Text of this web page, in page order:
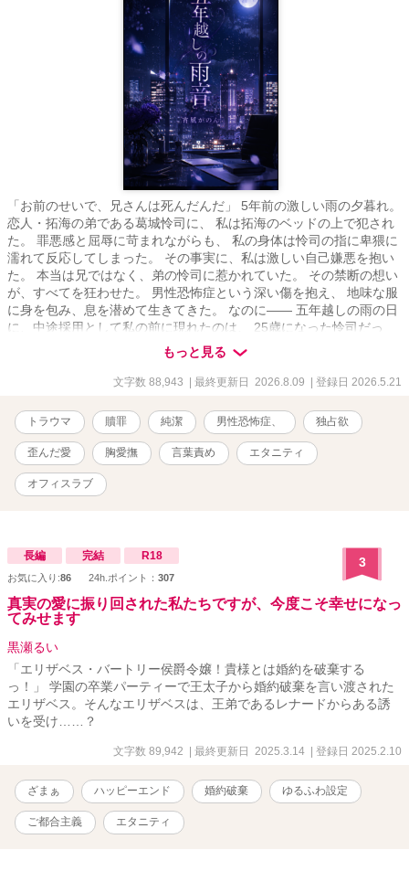
「お前のせいで、兄さんは死んだんだ」 5年前の激しい雨の夕暮れ。
恋人・拓海の弟である葛城怜司に、 私は拓海のベッドの上で犯され
た。 罪悪感と屈辱に苛まれながらも、 私の身体は怜司の指に卑猥に
濡れて反応してしまった。 その事実に、私は激しい自己嫌悪を抱い
た。 本当は兄ではなく、弟の怜司に惹かれていた。 その禁断の想い
が、すべてを狂わせた。 男性恐怖症という深い傷を抱え、 地味な服
に身を包み、息を潜めて生きてきた。 なのに—— 五年越しの雨の日
に、中途採用として私の前に現れたのは、 25歳になった怜司だっ
た。 完璧な笑顔の裏に冷たい欲望を隠し、 彼はゆっくりと距離を近
づけてくる。 雨が降るたびに蘇る、あの夕暮れの記憶。 オフィスと
いう檻の中で、再び暴かれていく私の身体と心。 五年越しの雨音
性描写にはマークをつけています ※毎日21時更新予定
もっと見る
文字数 88,943 | 最終更新日 2026.8.09 | 登録日 2026.5.21
トラウマ 贖罪 純潔 男性恐怖症、 独占欲
歪んだ愛 胸愛撫 言葉責め エタニティ
オフィスラブ
長編 完結 R18
お気に入り:86 24h.ポイント： 307
3
真実の愛に振り回された私たちですが、今度こそ幸せになっ
てみせます
黒瀬るい
「エリザベス・バートリー侯爵令嬢！貴様とは婚約を破棄する
っ！」 学園の卒業パーティーで王太子から婚約破棄を言い渡された
エリザベス。そんなエリザベスは、王弟であるレナードからある誘
いを受け……？
文字数 89,942 | 最終更新日 2025.3.14 | 登録日 2025.2.10
ざまぁ ハッピーエンド 婚約破棄 ゆるふわ設定
ご都合主義 エタニティ